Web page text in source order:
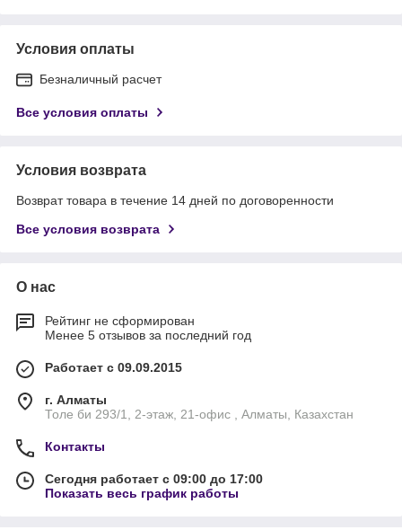
Условия оплаты
Безналичный расчет
Все условия оплаты
Условия возврата
Возврат товара в течение 14 дней по договоренности
Все условия возврата
О нас
Рейтинг не сформирован
Менее 5 отзывов за последний год
Работает с 09.09.2015
г. Алматы
Толе би 293/1, 2-этаж, 21-офис , Алматы, Казахстан
Контакты
Сегодня работает с 09:00 до 17:00
Показать весь график работы